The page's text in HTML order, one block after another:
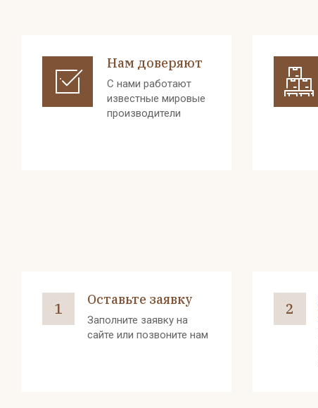
Нам доверяют
С нами работают
известные мировые
производители
1 Оставьте заявку
Заполните заявку на
сайте или позвоните нам
2